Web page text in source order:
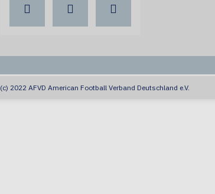
(c) 2022 AFVD American Football Verband Deutschland e.V.